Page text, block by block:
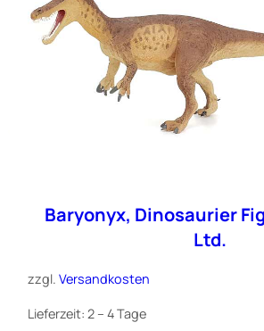
Baryonyx, Dinosaurier
Ltd.
zzgl.Versandkosten
Lieferzeit:2 – 4 Tage